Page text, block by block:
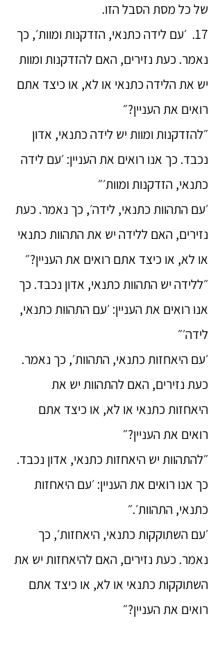
של כל מסת הסבל הזו.
17. ׳עם לידה כתנאי, הזדקנות ומוות׳, כך
נאמר. כעת נזירים, האם להזדקנות ומוות
יש את הלידה כתנאי או לא, או כיצד אתם
רואים את העניין?״
״להזדקנות ומוות יש לידה כתנאי, אדון
נכבד. כך אנו רואים את העניין: ׳עם לידה
כתנאי, הזדקנות ומוות׳״
׳עם התהוות כתנאי, לידה׳, כך נאמר. כעת
נזירים, האם ללידה יש את התהוות כתנאי
או לא, או כיצד אתם רואים את העניין?״
״ללידה יש התהוות כתנאי, אדון נכבד. כך
אנו רואים את העניין: ׳עם התהוות כתנאי,
לידה׳״
׳עם היאחזות כתנאי, התהוות׳, כך נאמר.
כעת נזירים, האם להתהוות יש את
היאחזות כתנאי או לא, או כיצד אתם
רואים את העניין?״
״להתהוות יש היאחזות כתנאי, אדון נכבד.
כך אנו רואים את העניין: ׳עם היאחזות
כתנאי, התהוות׳.״
׳עם השתוקקות כתנאי, היאחזות׳, כך
נאמר. כעת נזירים, האם להיאחזות יש את
השתוקקות כתנאי או לא, או כיצד אתם
רואים את העניין?״